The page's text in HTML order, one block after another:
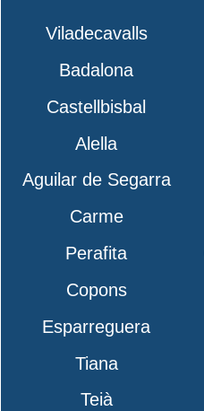
Viladecavalls
Badalona
Castellbisbal
Alella
Aguilar de Segarra
Carme
Perafita
Copons
Esparreguera
Tiana
Teià